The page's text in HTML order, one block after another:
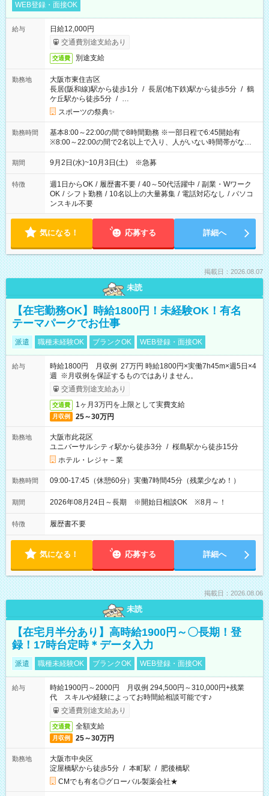
WEB登録・面接OK
給与
日給12,000円
交通費別途支給あり
交通費 別途支給
勤務地
大阪市東住吉区
長居(阪和線)駅から徒歩1分 / 長居(地下鉄)駅から徒歩5分 / 鶴
ケ丘駅から徒歩5分 / …
スポーツの祭典✨
勤務時間
基本8:00～22:00の間で8時間勤務 ※一部日程で6:45開始有
※8:00～22:00の間で2名以上で入り、人がいない時間帯がない
ように相方と時間を分け合うイメージです
期間 9月2日(水)~10月3日(土) ※急募
特徴 週1日からOK / 履歴書不要 / 40～50代活躍中 / 副業・Wワーク
OK / シフト勤務 / 10名以上の大量募集 / 電話対応なし / パソコ
ンスキル不要
気になる！ 応募する 詳細へ
掲載日：2026.08.07
未読
【在宅勤務OK】時給1800円！未経験OK！有名
テーマパークでお仕事
派遣 職種未経験OK ブランクOK WEB登録・面接OK
給与
時給1800円 月収例 27万円 時給1800円×実働7h45m×週5日×4
週 ※月収例を保証するものではありません。
交通費別途支給あり
交通費 1ヶ月3万円を上限として実費支給
月収例 25～30万円
勤務地
大阪市此花区
ユニバーサルシティ駅から徒歩3分 / 桜島駅から徒歩15分
ホテル・レジャ－業
勤務時間 09:00-17:45（休憩60分）実働7時間45分（残業少なめ！）
期間 2026年08月24日～長期 ※開始日相談OK ※8月～！
特徴 履歴書不要
気になる！ 応募する 詳細へ
掲載日：2026.08.06
未読
【在宅月半分あり】高時給1900円～〇長期！登
録！17時台定時＊データ入力
派遣 職種未経験OK ブランクOK WEB登録・面接OK
給与
時給1900円～2000円 月収例 294,500円～310,000円+残業
代 スキルや経験によってお時間給相談可能です♪
交通費別途支給あり
交通費 全額支給
月収例 25～30万円
勤務地
大阪市中央区
淀屋橋駅から徒歩5分 / 本町駅 / 肥後橋駅
CMでも有名◎グローバル製薬会社★